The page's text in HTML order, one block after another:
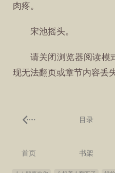
肉疼。
宋池摇头。
请关闭浏览器阅读模
现无法翻页或章节内容丢
目录
首页 书架